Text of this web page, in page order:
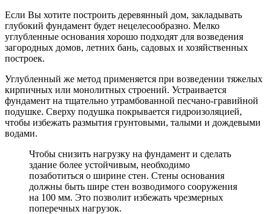
Если Вы хотите построить деревянный дом, закладывать
глубокий фундамент будет нецелесообразно. Мелко
углубленные основания хорошо подходят для возведения
загородных домов, летних бань, садовых и хозяйственных
построек.
Углубленный же метод применяется при возведении тяжелых
кирпичных или монолитных строений. Устраивается
фундамент на тщательно утрамбованной песчано-гравийной
подушке. Сверху подушка покрывается гидроизоляцией,
чтобы избежать размытия грунтовыми, талыми и дождевыми
водами.
Чтобы снизить нагрузку на фундамент и сделать
здание более устойчивым, необходимо
позаботиться о ширине стен. Стены основания
должны быть шире стен возводимого сооружения
на 100 мм. Это позволит избежать чрезмерных
поперечных нагрузок.